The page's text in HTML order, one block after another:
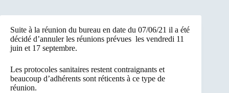
Suite à la réunion du bureau en date du 07/06/21 il a été
décidé d’annuler les réunions prévues les vendredi 11
juin et 17 septembre.
Les protocoles sanitaires restent contraignants et
beaucoup d’adhérents sont réticents à ce type de
réunion.